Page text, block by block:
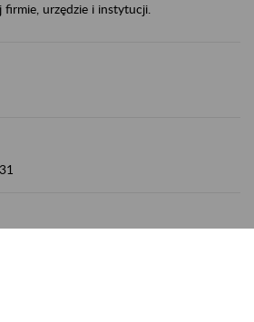
urzędzie i instytucji.